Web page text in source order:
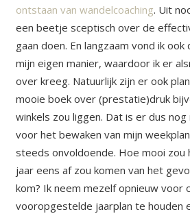
ontstaan van wandelcoaching. Uit
een beetje sceptisch over de
gaan doen. En langzaam vond ik
mijn eigen manier, waardoor ik er
over kreeg. Natuurlijk zijn er ook
mooie boek over (prestatie)druk
winkels zou liggen. Dat is er dus
voor het bewaken van mijn
steeds onvoldoende. Hoe mooi zou
jaar eens af zou komen van het
kom? Ik neem mezelf opnieuw voor
vooropgestelde jaarplan te houden